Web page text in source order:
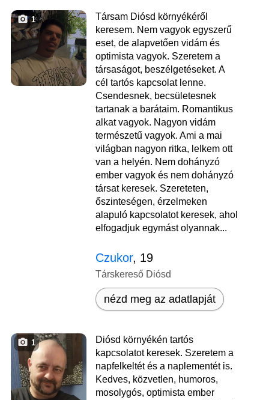
1
Társam Diósd környékéről
keresem. Nem vagyok egyszerű
eset, de alapvetően vidám és
optimista vagyok. Szeretem a
társaságot, beszélgetéseket. A
cél tartós kapcsolat lenne.
Csendesnek, becsületesnek
tartanak a barátaim. Romantikus
alkat vagyok. Nagyon vidám
természetű vagyok. Ami a mai
világban nagyon ritka, lelkem ott
van a helyén. Nem dohányzó
ember vagyok és nem dohányzó
társat keresek. Szereteten,
őszinteségen, érzelmeken
alapuló kapcsolatot keresek, ahol
elfogadjuk egymást olyannak...
Czukor, 19
Társkereső Diósd
nézd meg az adatlapját
1
Diósd környékén tartós
kapcsolatot keresek. Szeretem a
napfelkeltét és a naplementét is.
Kedves, közvetlen, humoros,
mosolygós, optimista ember